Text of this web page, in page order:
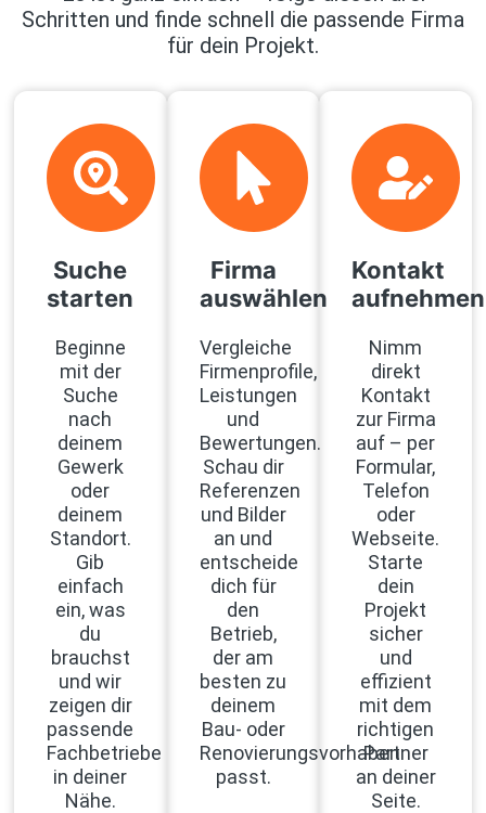
Schritten und finde schnell die passende Firma
für dein Projekt.
Suche
starten
Beginne
mit der
Suche
nach
deinem
Gewerk
oder
deinem
Standort.
Gib
einfach
ein, was
du
brauchst
und wir
zeigen dir
passende
Fachbetriebe
in deiner
Nähe.
Firma
auswählen
Vergleiche
Firmenprofile,
Leistungen
und
Bewertungen.
Schau dir
Referenzen
und Bilder
an und
entscheide
dich für
den
Betrieb,
der am
besten zu
deinem
Bau- oder
Renovierungsvorhaben
passt.
Kontakt
aufnehmen
Nimm
direkt
Kontakt
zur Firma
auf – per
Formular,
Telefon
oder
Webseite.
Starte
dein
Projekt
sicher
und
effizient
mit dem
richtigen
Partner
an deiner
Seite.